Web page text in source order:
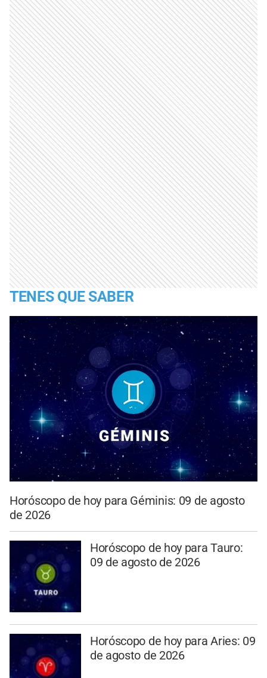
TENES QUE SABER
Horóscopo de hoy para Géminis: 09 de agosto
de 2026
Horóscopo de hoy para Tauro:
09 de agosto de 2026
Horóscopo de hoy para Aries: 09
de agosto de 2026